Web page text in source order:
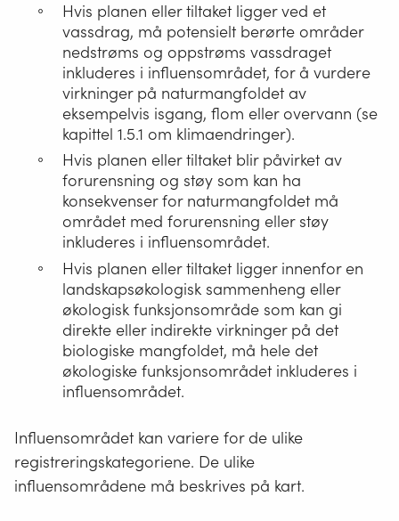
Hvis planen eller tiltaket ligger ved et
vassdrag, må potensielt berørte områder
nedstrøms og oppstrøms vassdraget
inkluderes i influensområdet, for å vurdere
virkninger på naturmangfoldet av
eksempelvis isgang, flom eller overvann (se
kapittel 1.5.1 om klimaendringer).
Hvis planen eller tiltaket blir påvirket av
forurensning og støy som kan ha
konsekvenser for naturmangfoldet må
området med forurensning eller støy
inkluderes i influensområdet.
Hvis planen eller tiltaket ligger innenfor en
landskapsøkologisk sammenheng eller
økologisk funksjonsområde som kan gi
direkte eller indirekte virkninger på det
biologiske mangfoldet, må hele det
økologiske funksjonsområdet inkluderes i
influensområdet.
Influensområdet kan variere for de ulike
registreringskategoriene. De ulike
influensområdene må beskrives på kart.